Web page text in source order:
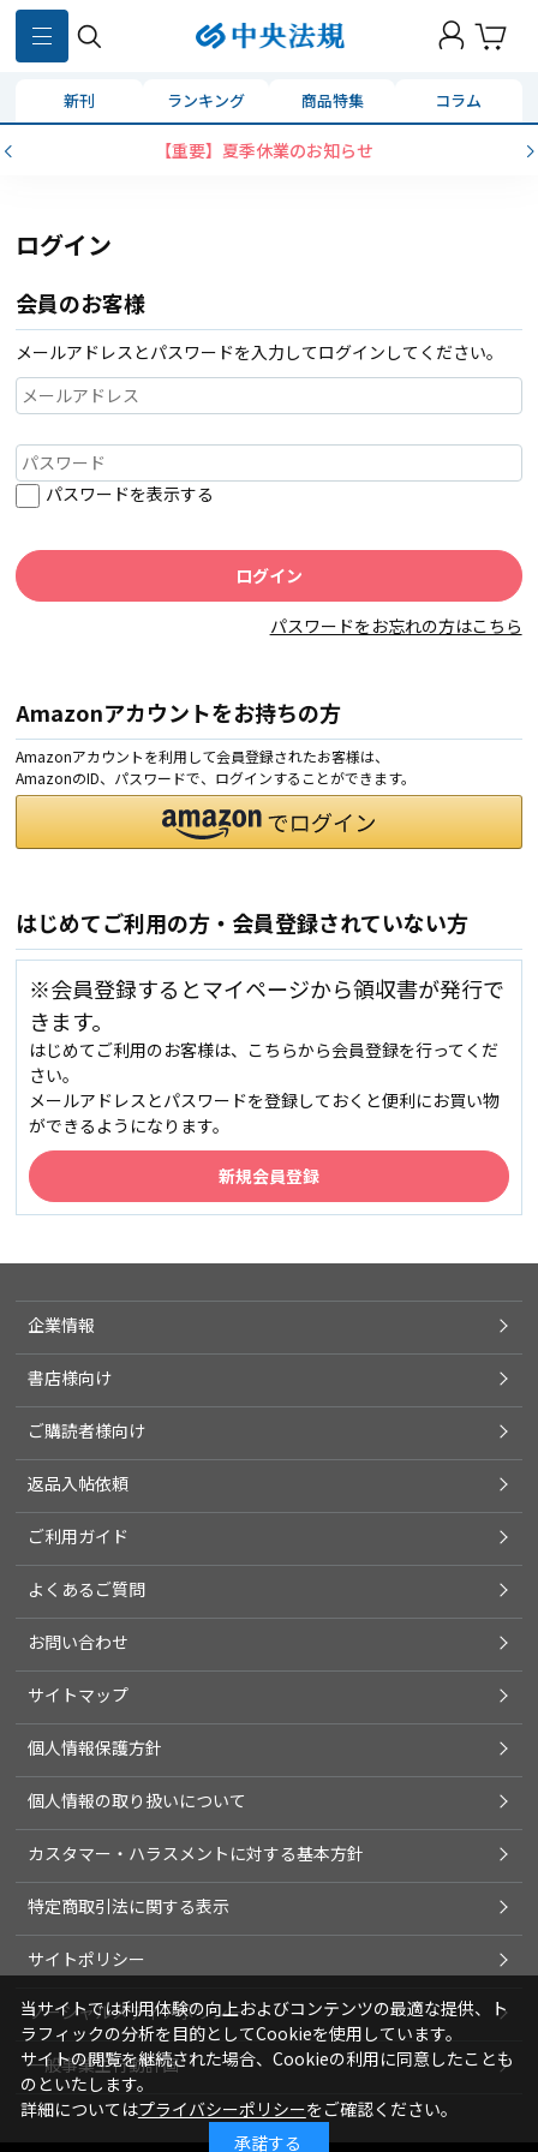
新刊 ランキング 商品特集 コラム
【重要】夏季休業のお知らせ
ログイン
会員のお客様
メールアドレスとパスワードを入力してログインしてください。
パスワードを表示する
パスワードをお忘れの方はこちら
Amazonアカウントをお持ちの方
Amazonアカウントを利用して会員登録されたお客様は、
AmazonのID、パスワードで、ログインすることができます。
はじめてご利用の方・会員登録されていない方
※会員登録するとマイページから領収書が発行で
きます。
はじめてご利用のお客様は、こちらから会員登録を行ってくだ
さい。
メールアドレスとパスワードを登録しておくと便利にお買い物
ができるようになります。
企業情報
書店様向け
ご購読者様向け
返品入帖依頼
ご利用ガイド
よくあるご質問
お問い合わせ
サイトマップ
個人情報保護方針
個人情報の取り扱いについて
カスタマー・ハラスメントに対する基本方針
特定商取引法に関する表示
サイトポリシー
ソーシャルメディアポリシー
一般事業主行動計画
当サイトでは利用体験の向上およびコンテンツの最適な提供、ト
ラフィックの分析を目的としてCookieを使用しています。
サイトの閲覧を継続された場合、Cookieの利用に同意したことも
のといたします。
詳細についてはプライバシーポリシーをご確認ください。
承諾する